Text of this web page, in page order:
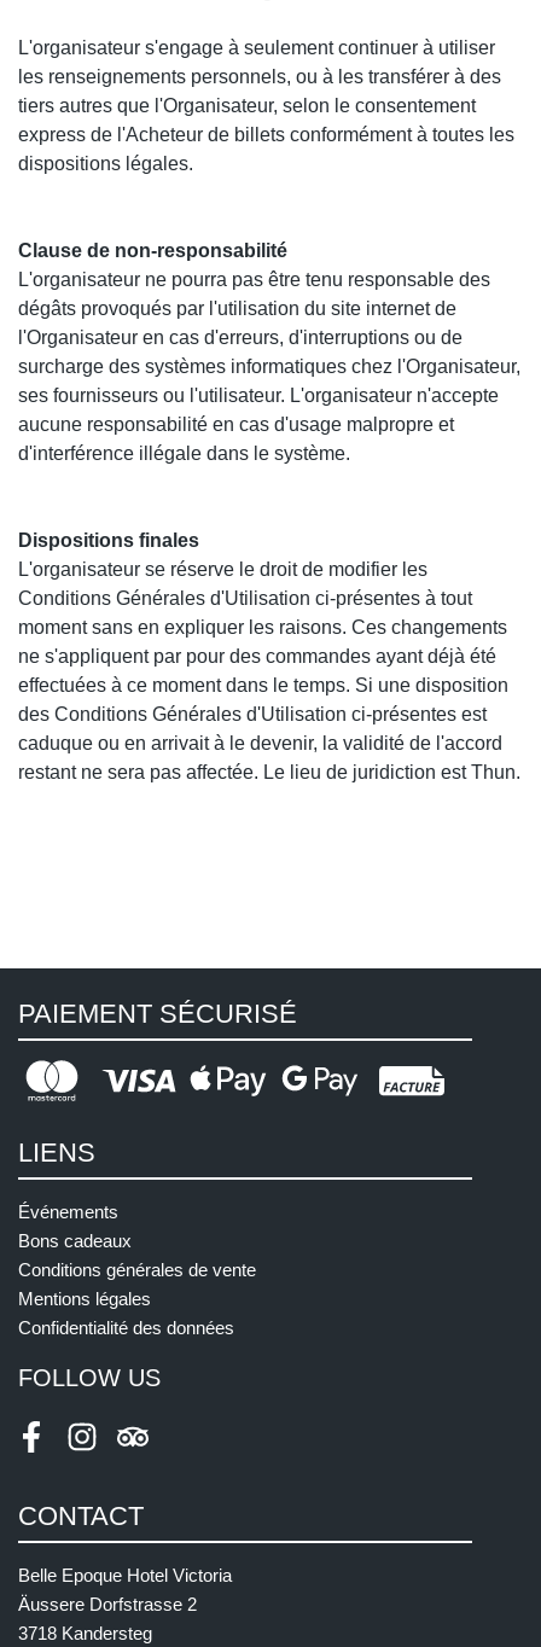
L'organisateur s'engage à seulement continuer à utiliser
les renseignements personnels, ou à les transférer à des
tiers autres que l'Organisateur, selon le consentement
express de l'Acheteur de billets conformément à toutes les
dispositions légales.
Clause de non-responsabilité
L'organisateur ne pourra pas être tenu responsable des
dégâts provoqués par l'utilisation du site internet de
l'Organisateur en cas d'erreurs, d'interruptions ou de
surcharge des systèmes informatiques chez l'Organisateur,
ses fournisseurs ou l'utilisateur. L'organisateur n'accepte
aucune responsabilité en cas d'usage malpropre et
d'interférence illégale dans le système.
Dispositions finales
L'organisateur se réserve le droit de modifier les
Conditions Générales d'Utilisation ci-présentes à tout
moment sans en expliquer les raisons. Ces changements
ne s'appliquent par pour des commandes ayant déjà été
effectuées à ce moment dans le temps. Si une disposition
des Conditions Générales d'Utilisation ci-présentes est
caduque ou en arrivait à le devenir, la validité de l'accord
restant ne sera pas affectée. Le lieu de juridiction est Thun.
PAIEMENT SÉCURISÉ
LIENS
Événements
Bons cadeaux
Conditions générales de vente
Mentions légales
Confidentialité des données
FOLLOW US
FacebookInstagramTripadvisor
CONTACT
Belle Epoque Hotel Victoria
Äussere Dorfstrasse 2
3718 Kandersteg